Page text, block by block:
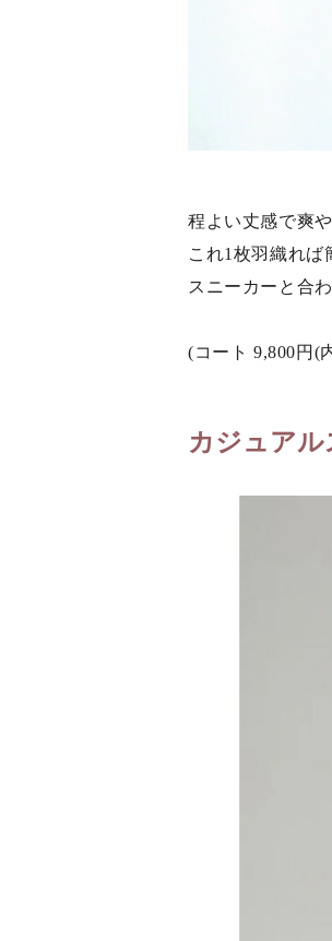
程よい丈感で爽
これ1枚羽織れば
スニーカーと合
(コート 9,800円(
カジュア